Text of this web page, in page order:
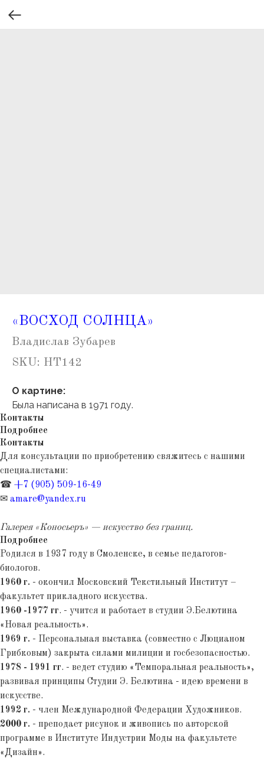
«ВОСХОД СОЛНЦА»
Владислав Зубарев
SKU: НТ142
О картине:
Была написана в 1971 году.
Контакты
Подробнее
Контакты
Для консультации по приобретению свяжитесь с нашими
специалистами:
☎ +7 (905) 509-16-49
✉ amare@yandex.ru
Галерея «Коносьеръ» — искусство без границ.
Подробнее
Родился в 1937 году в Смоленске, в семье педагогов-
биологов.
1960 г. - окончил Московский Текстильный Институт –
факультет прикладного искусства.
1960 -1977 гг. - учится и работает в студии Э.Белютина
«Новая реальность».
1969 г. - Персональная выставка (совместно с Люцианом
Грибковым) закрыта силами милиции и госбезопасностью.
1978 - 1991 гг. - ведет студию «Темпоральная реальность»,
развивая принципы Студии Э. Белютина - идею времени в
искусстве.
1992 г. - член Международной Федерации Художников.
2000 г. - преподает рисунок и живопись по авторской
программе в Институте Индустрии Моды на факультете
«Дизайн».